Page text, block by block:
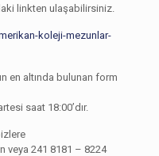
linkten ulaşabilirsiniz.
koleji-mezunlar-
en altında bulunan form
saat 18:00’dır.
veya 241 8181 – 8224